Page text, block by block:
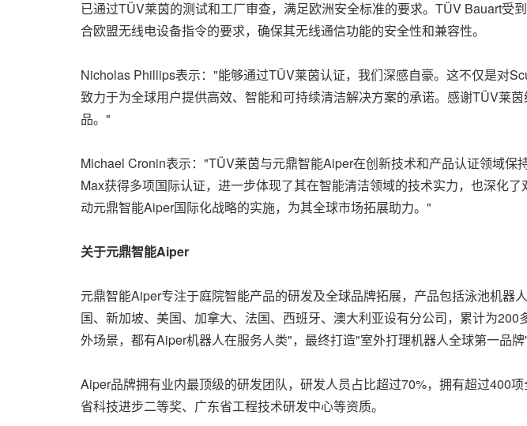
已通过TÜV莱茵的测试和工厂审查，满足欧洲安全标准的要求。TÜV Bauart
合欧盟无线电设备指令的要求，确保其无线通信功能的安全性和兼容性。
Nicholas Phillips表示："能够通过TÜV莱茵认证，我们深感自豪。这不仅是对
致力于为全球用户提供高效、智能和可持续清洁解决方案的承诺。感谢TÜV莱
品。"
Michael Cronin表示："TÜV莱茵与元鼎智能Aiper在创新技术和产品认证领域
Max获得多项国际认证，进一步体现了其在智能清洁领域的技术实力，也深化
动元鼎智能Aiper国际化战略的实施，为其全球市场拓展助力。"
关于元鼎智能Aiper
元鼎智能Aiper专注于庭院智能产品的研发及全球品牌拓展，产品包括泳池机
国、新加坡、美国、加拿大、法国、西班牙、澳大利亚设有分公司，累计为
外场景，都有Aiper机器人在服务人类"，最终打造"室外打理机器人全球第一品
Aiper品牌拥有业内最顶级的研发团队，研发人员占比超过70%，拥有超过400
省科技进步二等奖、广东省工程技术研发中心等资质。